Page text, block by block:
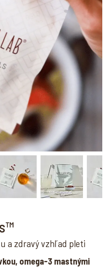
a zdravý vzhľad pleti
omega-3 mastnými